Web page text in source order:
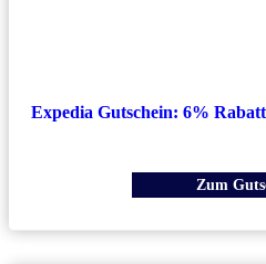
Expedia Gutschein: 6%
Zum